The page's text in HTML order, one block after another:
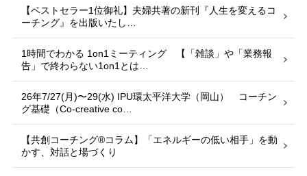
【ベストセラー1位御礼】夫婦共著の新刊『人生を変えるコ
ーチング』を出版いたし…
1時間でわかる 1on1ミーティング 【「雑談」や「業務報
告」で終わらない1on1とは…
26年7/27(月)〜29(水) IPU環太平洋大学（岡山） コーチン
グ基礎（Co-creative co…
【共創コーチング®︎コラム】「エネルギーの低い相手」を動
かす、対話と場づくり